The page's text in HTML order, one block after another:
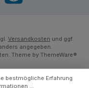
Versandkosten und ggf.
angegeben.
Theme by ThemeWare®
bestmögliche Erfahrung
...